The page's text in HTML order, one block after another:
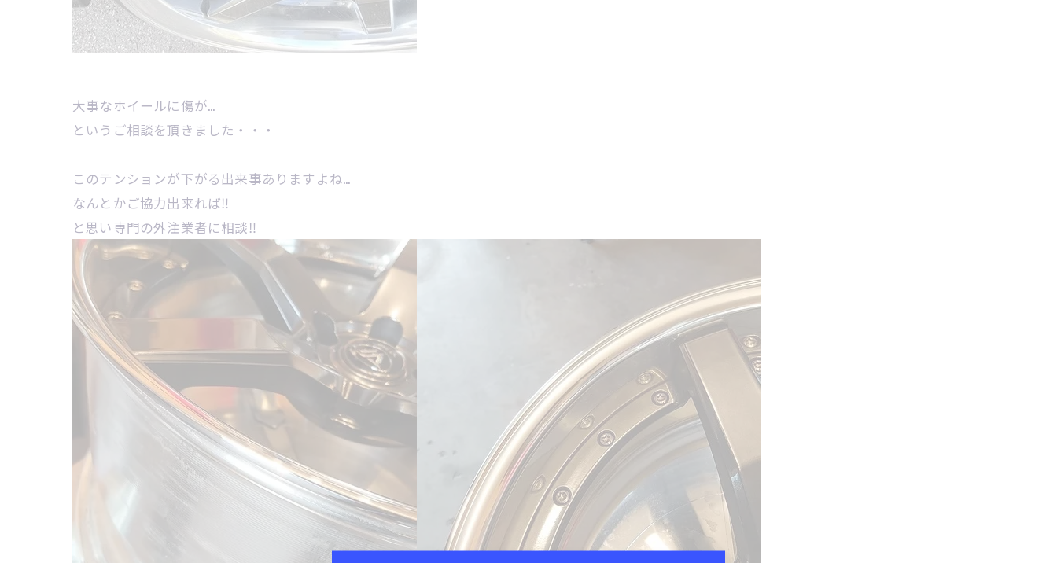
大事なホイールに傷が…
というご相談を頂きました・・・
このテンションが下がる出来事ありますよね…
なんとかご協力出来れば‼
と思い専門の外注業者に相談‼